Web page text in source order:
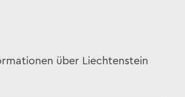
über Liechtenstein